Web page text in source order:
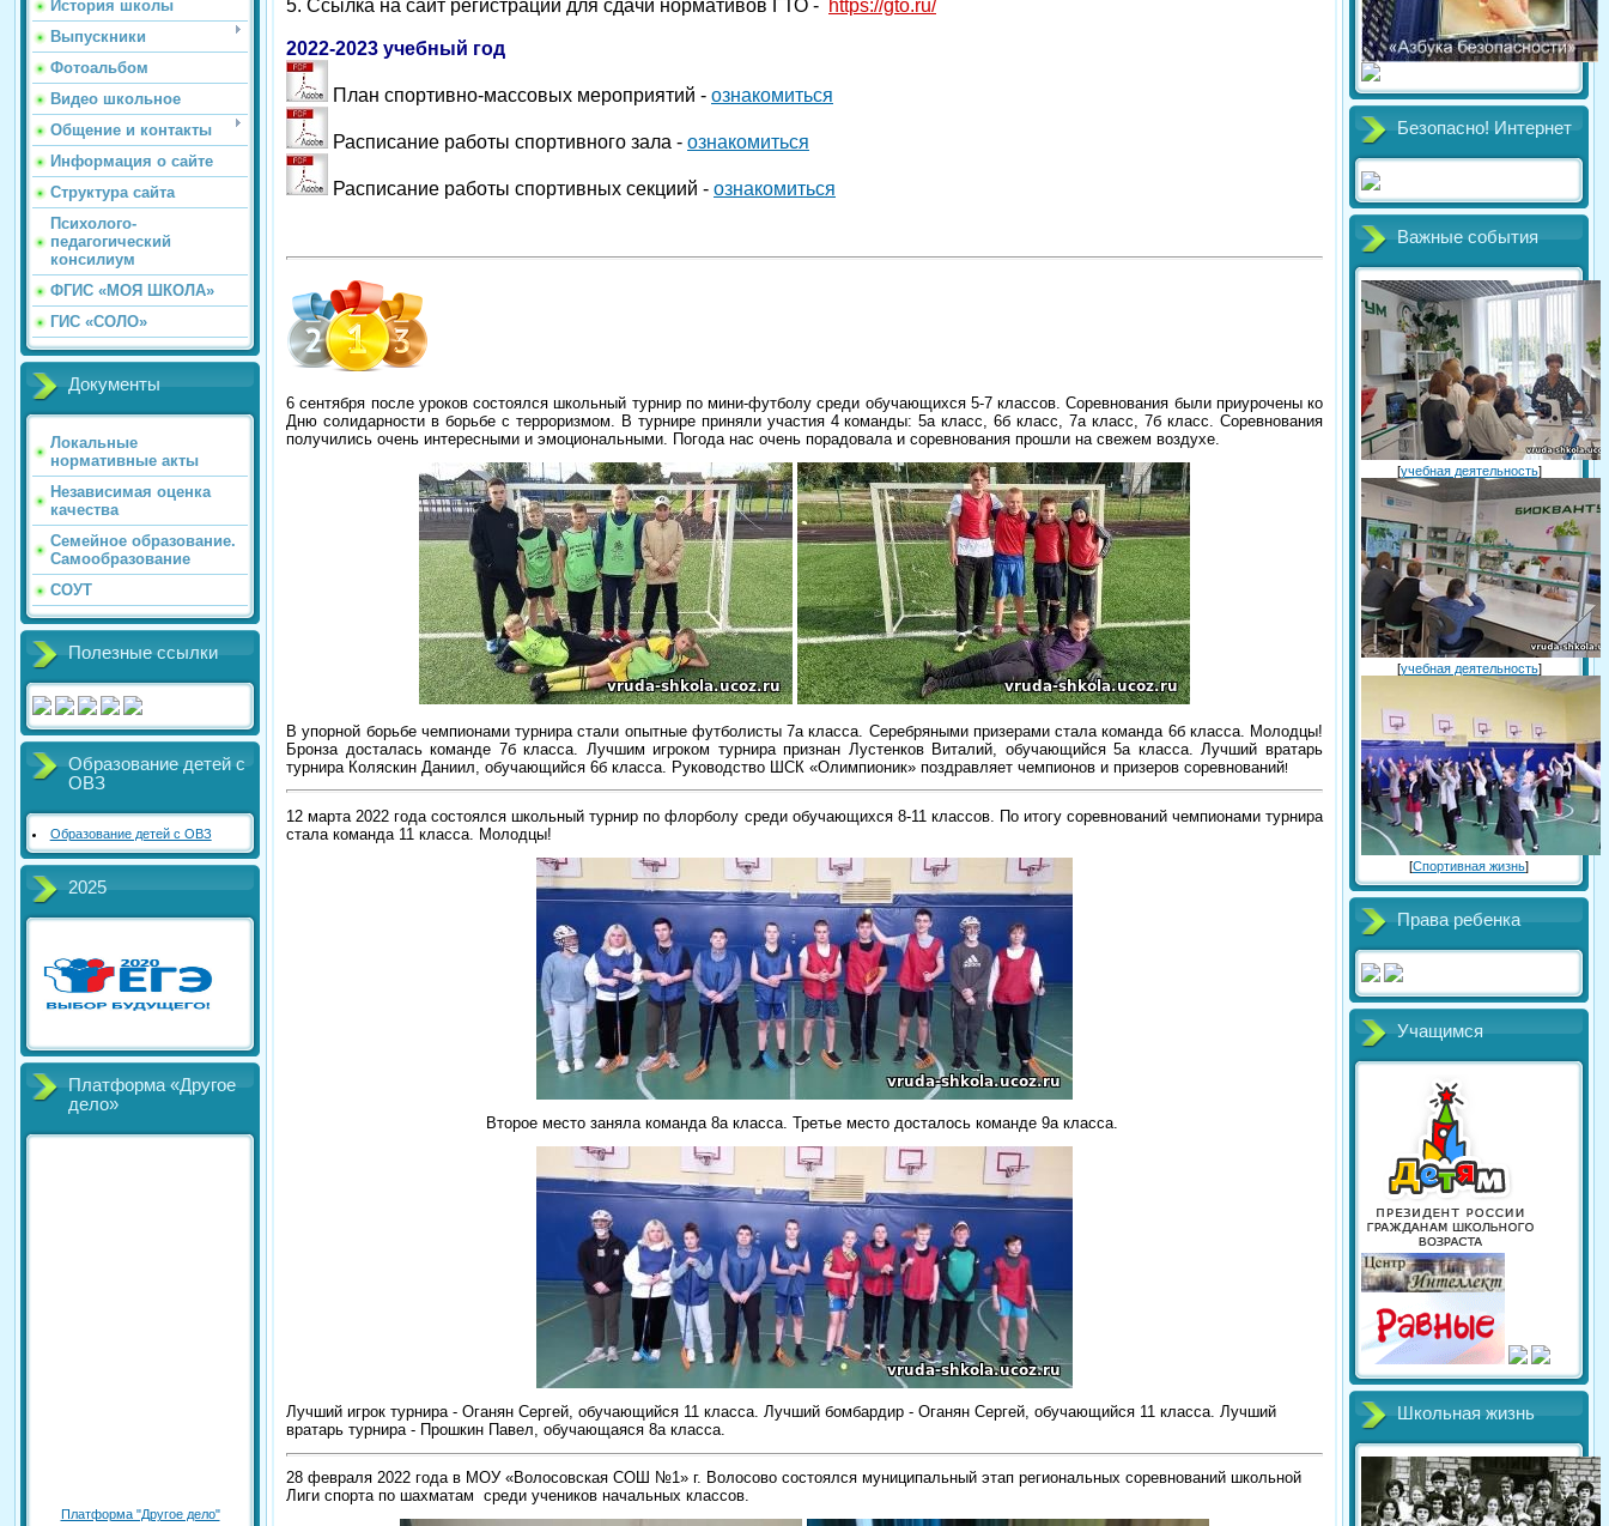
История школы
Выпускники
Фотоальбом
Видео школьное
Общение и контакты
Информация о сайте
Структура сайта
Психолого-
педагогический
консилиум
ФГИС «МОЯ ШКОЛА»
ГИС «СОЛО»
Документы
Локальные
нормативные акты
Независимая оценка
качества
Семейное образование.
Самообразование
СОУТ
Полезные ссылки
Образование детей с
ОВЗ
Образование детей с ОВЗ
2025
Платформа «Другое
дело»
Платформа "Другое дело"
5. Ссылка на сайт регистрации для сдачи нормативов ГТО - https://gto.ru/
2022-2023 учебный год
План спортивно-массовых мероприятий - ознакомиться
Расписание работы спортивного зала - ознакомиться
Расписание работы спортивных секциий - ознакомиться
6 сентября после уроков состоялся школьный турнир по мини-футболу среди обучающихся 5-7 классов. Соревнования были приурочены ко
Дню солидарности в борьбе с терроризмом. В турнире приняли участия 4 команды: 5а класс, 6б класс, 7а класс, 7б класс. Соревнования
получились очень интересными и эмоциональными. Погода нас очень порадовала и соревнования прошли на свежем воздухе.
В упорной борьбе чемпионами турнира стали опытные футболисты 7а класса. Серебряными призерами стала команда 6б класса. Молодцы!
Бронза досталась команде 7б класса. Лучшим игроком турнира признан Лустенков Виталий, обучающийся 5а класса. Лучший вратарь
турнира Коляскин Даниил, обучающийся 6б класса. Руководство ШСК «Олимпионик» поздравляет чемпионов и призеров соревнований!
12 марта 2022 года состоялся школьный турнир по флорболу среди обучающихся 8-11 классов.
По итогу соревнований чемпионами турнира
стала команда 11 класса. Молодцы!
Второе место заняла команда 8а класса. Третье место досталось команде 9а класса.
Лучший игрок турнира - Оганян Сергей, обучающийся 11 класса. Лучший бомбардир - Оганян Сергей, обучающийся 11 класса. Лучший
вратарь турнира - Прошкин Павел, обучающаяся 8а класса.
28 февраля 2022 года в МОУ «Волосовская СОШ №1» г. Волосово состоялся муниципальный этап региональных соревнований школьной
Лиги спорта по шахматам среди учеников начальных классов.
Безопасно! Интернет
Важные события
[учебная деятельность]
[учебная деятельность]
[Спортивная жизнь]
Права ребенка
Учащимся
Школьная жизнь